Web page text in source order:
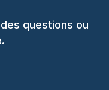
questions ou